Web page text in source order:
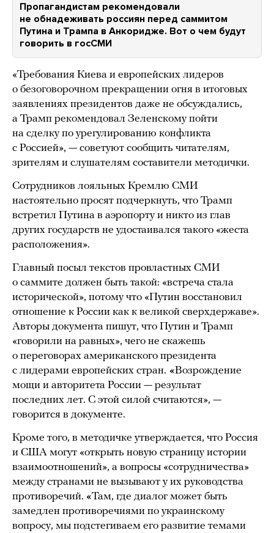
Пропагандистам рекомендовали
не обнадеживать россиян перед саммитом
Путина и Трампа в Анкоридже. Вот о чем будут
говорить в госСМИ
«Требования Киева и европейских лидеров
о безоговорочном прекращении огня в итоговых
заявлениях президентов даже не обсуждались,
а Трамп рекомендовал Зеленскому пойти
на сделку по урегулированию конфликта
с Россией», — советуют сообщить читателям,
зрителям и слушателям составители методички.
Сотрудников лояльных Кремлю СМИ
настоятельно просят подчеркнуть, что Трамп
встретил Путина в аэропорту и никто из глав
других государств не удостаивался такого «жеста
расположения».
Главный посыл текстов провластных СМИ
о саммите должен быть такой: «встреча стала
исторической», потому что «Путин восстановил
отношение к России как к великой сверхдержаве».
Авторы документа пишут, что Путин и Трамп
«говорили на равных», чего не скажешь
о переговорах американского президента
с лидерами европейских стран. «Возрождение
мощи и авторитета России — результат
последних лет. С этой силой считаются», —
говорится в документе.
Кроме того, в методичке утверждается, что Россия
и США могут «открыть новую страницу истории
взаимоотношений», а вопросы «сотрудничества»
между странами не вызывают у их руководства
противоречий. «Там, где диалог может быть
замедлен противоречиями по украинскому
вопросу, мы подстегиваем его развитие темами